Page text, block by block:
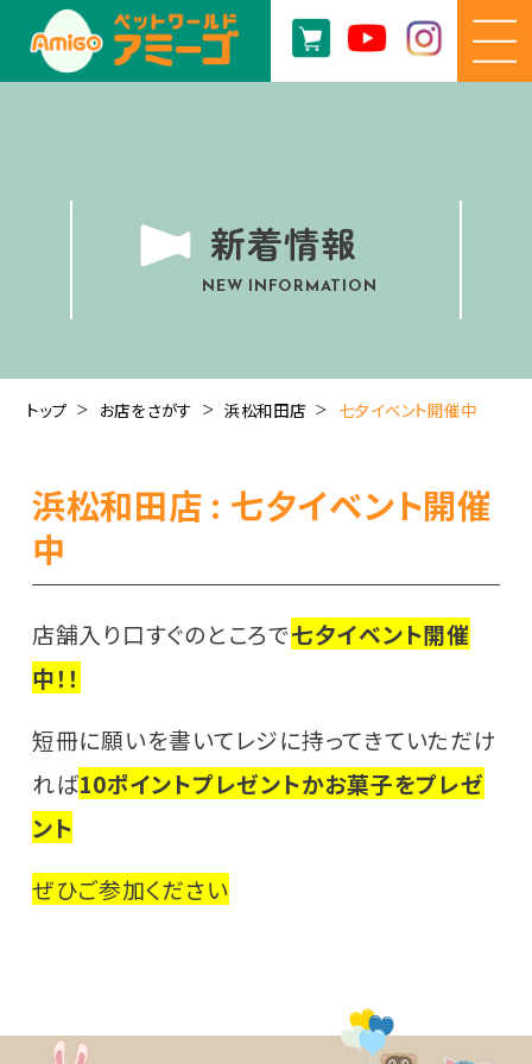
新着情報
NEW INFORMATION
トップ お店をさがす 浜松和田店 七夕イベント開催中
浜松和田店 : 七夕イベント開催
中
店舗入り口すぐのところで七夕イベント開催
中！！
短冊に願いを書いてレジに持ってきていただけ
れば10ポイントプレゼントかお菓子をプレゼ
ント
ぜひご参加ください